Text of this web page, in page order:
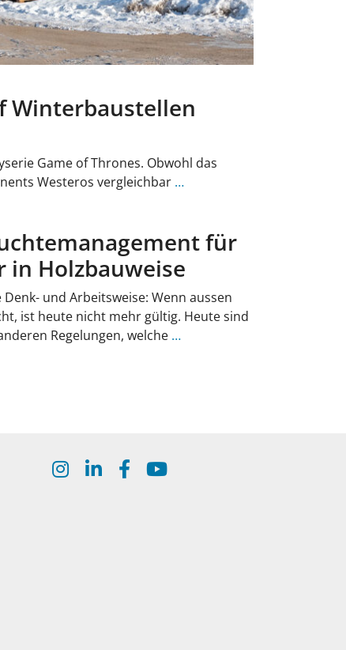
Winterbaustellen
Game of Thrones. Obwohl das
Westeros vergleichbar …
für
in Holzbauweise
und Arbeitsweise: Wenn aussen
ist heute nicht mehr gültig. Heute sind
Regelungen, welche …